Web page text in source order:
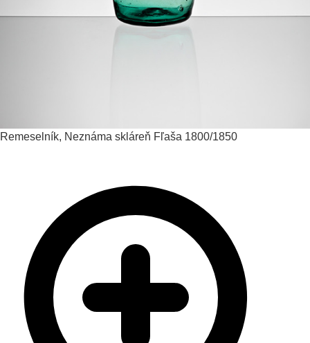
Remeselník, Neznáma skláreň Fľaša 1800/1850